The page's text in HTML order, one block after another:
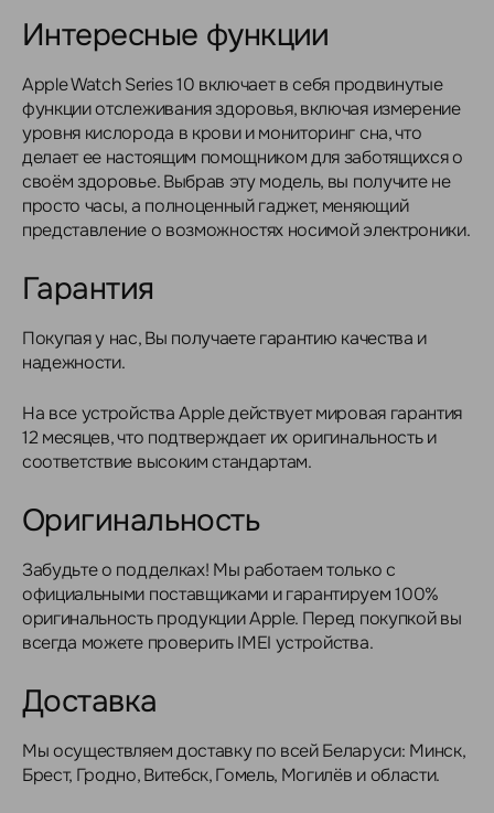
Интересные функции
Apple Watch Series 10 включает в себя продвинутые
функции отслеживания здоровья, включая измерение
уровня кислорода в крови и мониторинг сна, что
делает ее настоящим помощником для заботящихся о
своём здоровье. Выбрав эту модель, вы получите не
просто часы, а полноценный гаджет, меняющий
представление о возможностях носимой электроники.
Гарантия
Покупая у нас, Вы получаете гарантию качества и
надежности.
На все устройства Apple действует мировая гарантия
12 месяцев, что подтверждает их оригинальность и
соответствие высоким стандартам.
Оригинальность
Забудьте о подделках! Мы работаем только с
официальными поставщиками и гарантируем 100%
оригинальность продукции Apple. Перед покупкой вы
всегда можете проверить IMEI устройства.
Доставка
Мы осуществляем доставку по всей Беларуси: Минск,
Брест, Гродно, Витебск, Гомель, Могилёв и области.